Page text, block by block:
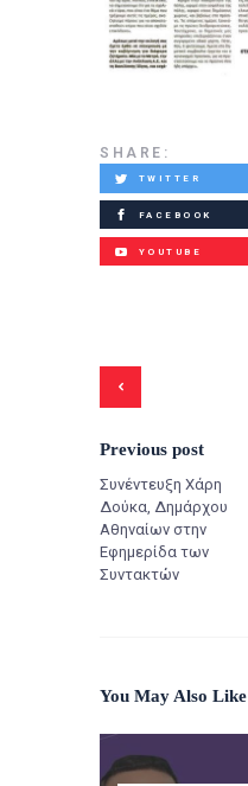
SHARE:
TWITTER
FACEBOOK
YOUTUBE
Previous post
Συνέντευξη Χάρη
Δούκα, Δημάρχου
Αθηναίων στην
Εφημερίδα των
Συντακτών
You May Also Like